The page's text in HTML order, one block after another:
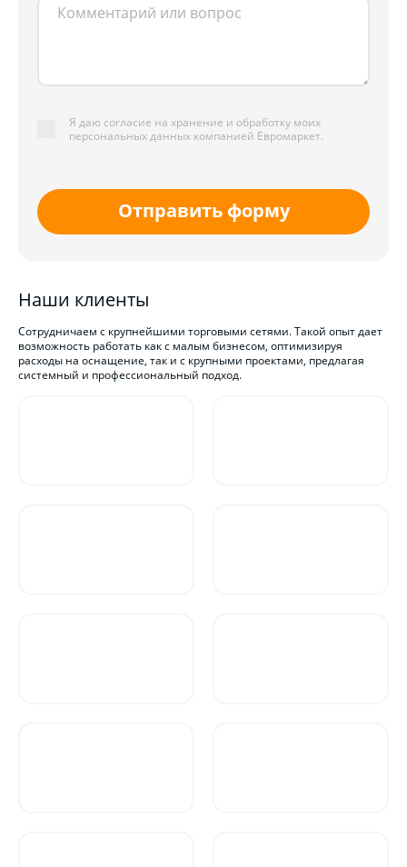
Я даю согласие на хранение и обработку моих
персональных данных компанией Евромаркет.
Отправить форму
Наши клиенты
Сотрудничаем с крупнейшими торговыми сетями. Такой опыт дает
возможность работать как с малым бизнесом, оптимизируя
расходы на оснащение, так и с крупными проектами, предлагая
системный и профессиональный подход.